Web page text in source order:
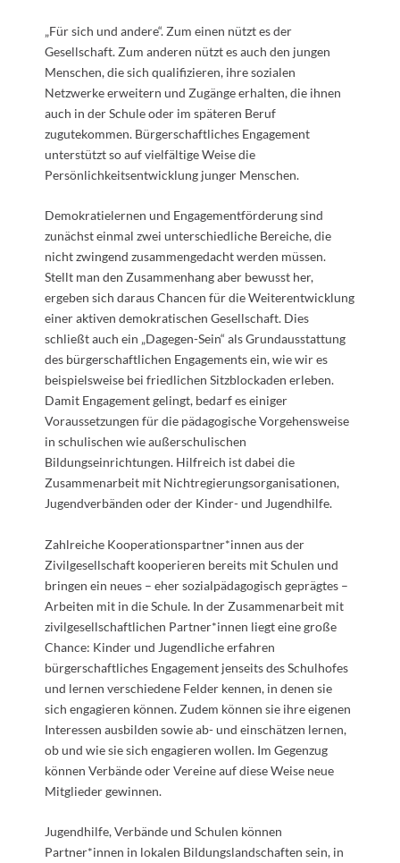
„Für sich und andere“. Zum einen nützt es der
Gesellschaft. Zum anderen nützt es auch den jungen
Menschen, die sich qualifizieren, ihre sozialen
Netzwerke erweitern und Zugänge erhalten, die ihnen
auch in der Schule oder im späteren Beruf
zugutekommen. Bürgerschaftliches Engagement
unterstützt so auf vielfältige Weise die
Persönlichkeitsentwicklung junger Menschen.
Demokratielernen und Engagementförderung sind
zunächst einmal zwei unterschiedliche Bereiche, die
nicht zwingend zusammengedacht werden müssen.
Stellt man den Zusammenhang aber bewusst her,
ergeben sich daraus Chancen für die Weiterentwicklung
einer aktiven demokratischen Gesellschaft. Dies
schließt auch ein „Dagegen-Sein“ als Grundausstattung
des bürgerschaftlichen Engagements ein, wie wir es
beispielsweise bei friedlichen Sitzblockaden erleben.
Damit Engagement gelingt, bedarf es einiger
Voraussetzungen für die pädagogische Vorgehensweise
in schulischen wie außerschulischen
Bildungseinrichtungen. Hilfreich ist dabei die
Zusammenarbeit mit Nichtregierungsorganisationen,
Jugendverbänden oder der Kinder- und Jugendhilfe.
Zahlreiche Kooperationspartner*innen aus der
Zivilgesellschaft kooperieren bereits mit Schulen und
bringen ein neues – eher sozialpädagogisch geprägtes –
Arbeiten mit in die Schule. In der Zusammenarbeit mit
zivilgesellschaftlichen Partner*innen liegt einegroße
Chance: Kinder und Jugendliche erfahren
bürgerschaftliches Engagement jenseits des Schulhofes
und lernen verschiedene Felder kennen, in denen sie
sich engagieren können. Zudem können sie ihre eigenen
Interessen ausbilden sowie ab- und einschätzen lernen,
ob und wie sie sich engagieren wollen. Im Gegenzug
können Verbände oder Vereine auf diese Weise neue
Mitglieder gewinnen.
Jugendhilfe, Verbände und Schulen können
Partner*innen in lokalen Bildungslandschaften sein, in